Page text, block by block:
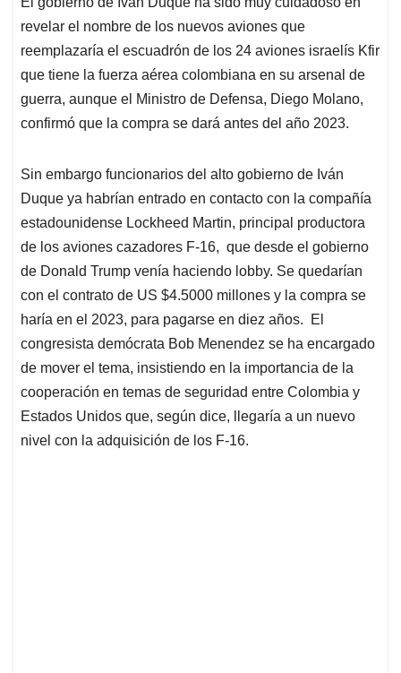
s
A
p
p
b
o
o
k
e
d
I
n
l
a
d
s
revelar el nombre de los nuevos aviones que
reemplazaría el escuadrón de los 24 aviones israelís Kfir
que tiene la fuerza aérea colombiana en su arsenal de
guerra, aunque el Ministro de Defensa, Diego Molano,
confirmó que la compra se dará antes del año 2023.
Sin embargo funcionarios del alto gobierno de Iván
Duque ya habrían entrado en contacto con la compañía
estadounidense Lockheed Martin, principal productora
de los aviones cazadores F-16, que desde el gobierno
de Donald Trump venía haciendo lobby. Se quedarían
con el contrato de US $4.5000 millones y la compra se
haría en el 2023, para pagarse en diez años. El
congresista demócrata Bob Menendez se ha encargado
de mover el tema, insistiendo en la importancia de la
cooperación en temas de seguridad entre Colombia y
Estados Unidos que, según dice, llegaría a un nuevo
nivel con la adquisición de los F-16.